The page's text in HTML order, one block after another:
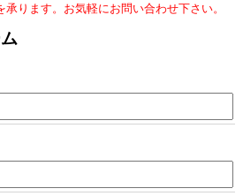
ります。お気軽にお問い合わせ下さい。